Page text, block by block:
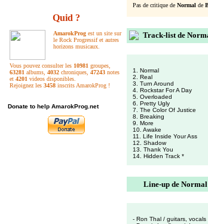
Quid ?
AmarokProg est un site sur
le Rock Progressif et autres
horizons musicaux.
Vous pouvez consulter les 10981 groupes,
63281 albums, 4032 chroniques, 47243 notes
et 4201 videos disponibles.
Rejoignez les 3458 inscrits AmarokProg !
Donate to help AmarokProg.net
Pas de critique de Normal de
Track-list de
1. Normal
2. Real
3. Turn Around
4. Rockstar For A Day
5. Overloaded
6. Pretty Ugly
7. The Color Of Justice
8. Breaking
9. More
10. Awake
11. Life Inside Your Ass
12. Shadow
13. Thank You
14. Hidden Track *
Line-up de Normal
- Ron Thal / guitars, vocals